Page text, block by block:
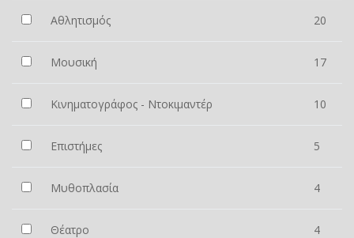
Αθλητισμός 20
Μουσική 17
Κινηματογράφος - Ντοκιμαντέρ 10
Επιστήμες 5
Μυθοπλασία 4
Θέατρο 4